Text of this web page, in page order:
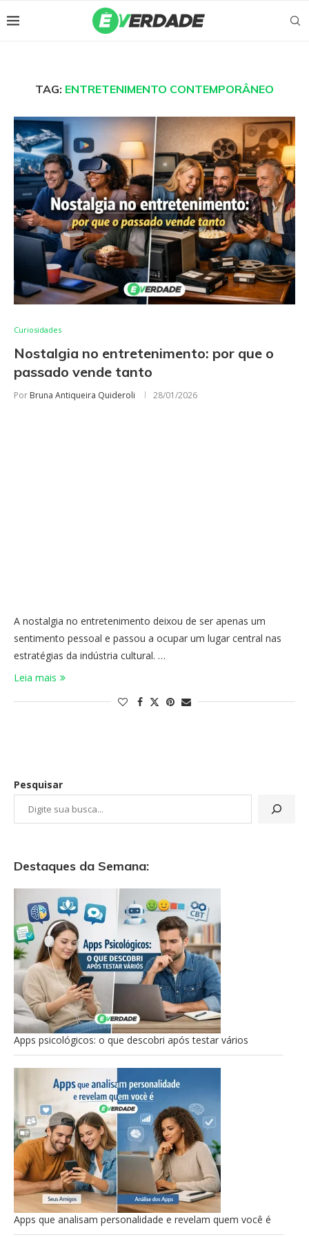
TAG: ENTRETENIMENTO CONTEMPORÂNEO
Curiosidades
Nostalgia no entretenimento: por que o
passado vende tanto
Por Bruna Antiqueira Quideroli 28/01/2026
A nostalgia no entretenimento deixou de ser apenas um
sentimento pessoal e passou a ocupar um lugar central nas
estratégias da indústria cultural. …
Leia mais
Pesquisar
Destaques da Semana:
Apps psicológicos: o que descobri após testar vários
Apps que analisam personalidade e revelam quem você é